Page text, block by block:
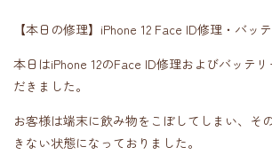
【本日の修理】iPhone 12 Face ID修理・バッ
本日はiPhone 12のFace ID修理およびバッテ
だきました。
お客様は端末に飲み物をこぼしてしまい、そ
きない状態になっておりました。